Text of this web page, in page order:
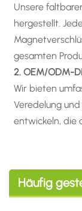
Unsere
hergestellt.
gesamten
2. OEM/ODM-
Wir bieten
Veredelung
entwickeln, die
Häufig